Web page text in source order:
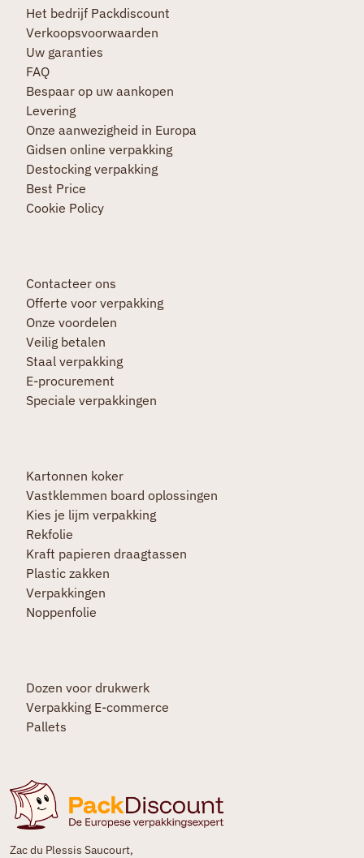
Zac du Plessis Saucourt,
Het bedrijf Packdiscount
Verkoopsvoorwaarden
Uw garanties
FAQ
Bespaar op uw aankopen
Levering
Onze aanwezigheid in Europa
Gidsen online verpakking
Destocking verpakking
Best Price
Cookie Policy
Contacteer ons
Offerte voor verpakking
Onze voordelen
Veilig betalen
Staal verpakking
E-procurement
Speciale verpakkingen
Kartonnen koker
Vastklemmen board oplossingen
Kies je lijm verpakking
Rekfolie
Kraft papieren draagtassen
Plastic zakken
Verpakkingen
Noppenfolie
Dozen voor drukwerk
Verpakking E-commerce
Pallets